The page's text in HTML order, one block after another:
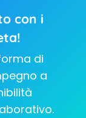
con i
di
a